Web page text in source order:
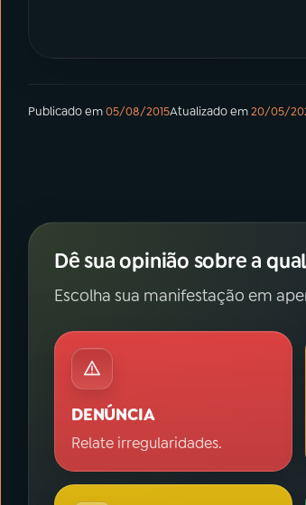
Publicado em05/08/2015Atualizado em20/05/
Dê sua opinião sobre a
Escolha sua manifestação em
DENÚNCIA
Relate irregularidades.